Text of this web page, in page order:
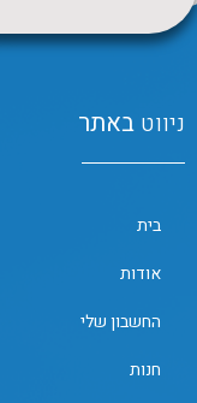
ניווט באתר
בית
אודות
החשבון שלי
חנות